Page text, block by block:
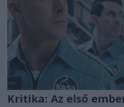
Kritika: Az első